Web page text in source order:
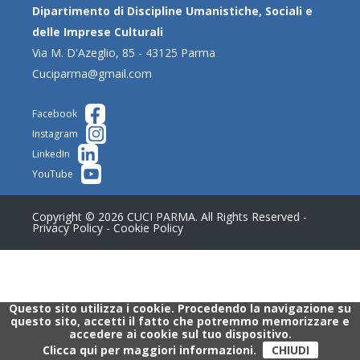
Dipartimento di Discipline Umanistiche, Sociali e
delle Imprese Culturali
Via M. D'Azeglio, 85 - 43125 Parma
Cuciparma@gmail.com
Facebook
Instagram
LinkedIn
YouTube
Copyright © 2026 CUCI PARMA. All Rights Reserved -
Privacy Policy - Cookie Policy
Questo sito utilizza i cookie. Procedendo la navigazione su
questo sito, accetti il fatto che potremmo memorizzare e
accedere ai cookie sul tuo dispositivo.
Clicca qui per maggiori informazioni.
CHIUDI